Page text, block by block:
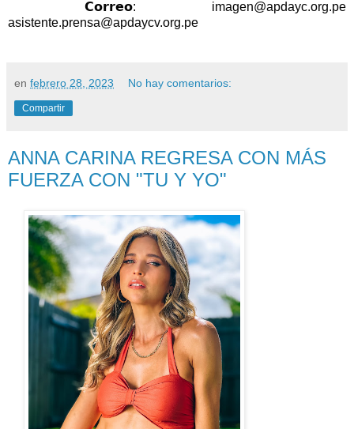
𝗖𝗼𝗿𝗿𝗲𝗼: imagen@apdayc.org.pe
asistente.prensa@apdaycv.org.pe
en febrero 28, 2023 No hay comentarios:
Compartir
ANNA CARINA REGRESA CON MÁS
FUERZA CON "TU Y YO"